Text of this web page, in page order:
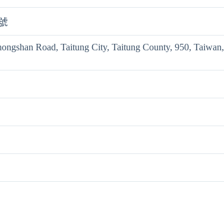
Road, Taitung City, Taitung County, 950, Taiwan,